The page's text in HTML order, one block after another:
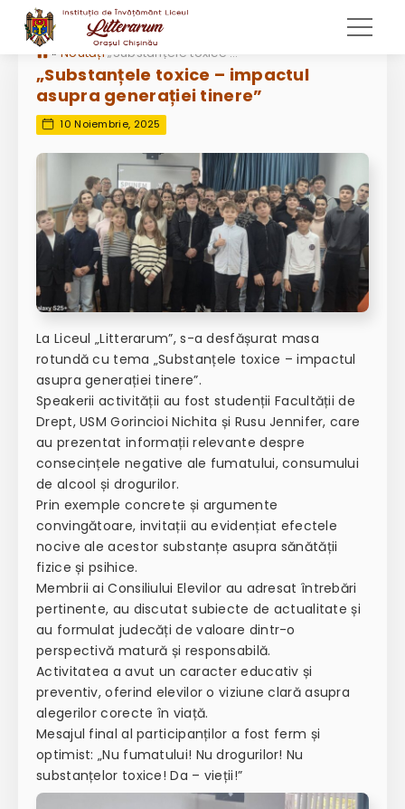
» Noutăți „Substanțele toxice – impactul asupra generației tinere”
„Substanțele toxice – impactul
asupra generației tinere”
10 Noiembrie, 2025
La Liceul „Litterarum”, s-a desfășurat masa
rotundă cu tema „Substanțele toxice – impactul
asupra generației tinere”.
Speakerii activității au fost studenții Facultății de
Drept, USM Gorincioi Nichita și Rusu Jennifer, care
au prezentat informații relevante despre
consecințele negative ale fumatului, consumului
de alcool și drogurilor.
Prin exemple concrete și argumente
convingătoare, invitații au evidențiat efectele
nocive ale acestor substanțe asupra sănătății
fizice și psihice.
Membrii ai Consiliului Elevilor au adresat întrebări
pertinente, au discutat subiecte de actualitate și
au formulat judecăți de valoare dintr-o
perspectivă matură și responsabilă.
Activitatea a avut un caracter educativ și
preventiv, oferind elevilor o viziune clară asupra
alegerilor corecte în viață.
Mesajul final al participanților a fost ferm și
optimist: „Nu fumatului! Nu drogurilor! Nu
substanțelor toxice! Da – vieții!”